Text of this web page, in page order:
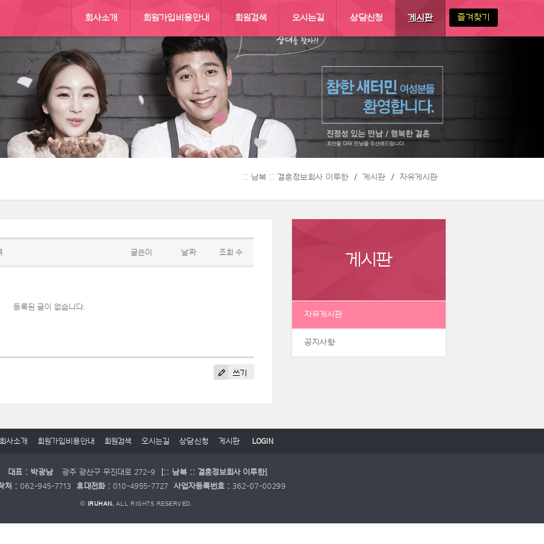
회사소개 회원가입비용안내 회원검색 오시는길 상담신청 게시판 즐겨찾기
:: 남북 :: 결혼정보회사 이루한 게시판 자유게시판
게시판
자유게시판
공지사항
글쓴이 날짜 조회 수
등록된 글이 없습니다.
쓰기
사소개 회원가입비용안내 회원검색 오시는길 상담신청 게시판 LOGIN
대표 : 박광남 광주 광산구 무진대로 272-9
[:: 남북 :: 결혼정보회사 이루한]
처 : 062-945-7713 휴대전화 : 010-4955-7727 사업자등록번호 : 362-07-00299
© IRUHAN. ALL RIGHTS RESERVED.